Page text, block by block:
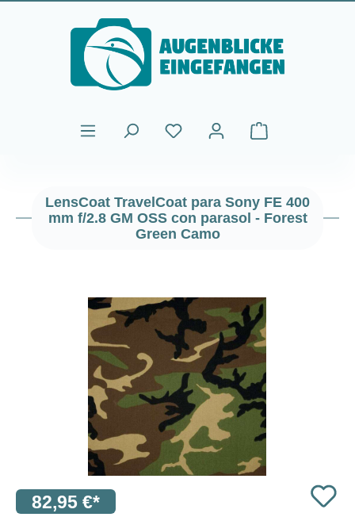
Saltar al contenido principal
El carrito de
LensCoat TravelCoat para Sony FE 400
mm f/2.8 GM OSS con parasol - Forest
Green Camo
82,95 €*